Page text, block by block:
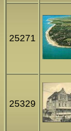
25271
25329